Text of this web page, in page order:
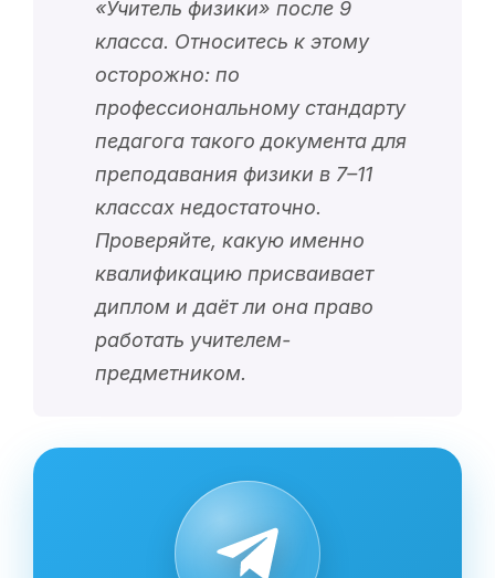
«Учитель физики» после 9
класса. Относитесь к этому
осторожно: по
профессиональному стандарту
педагога такого документа для
преподавания физики в 7–11
классах недостаточно.
Проверяйте, какую именно
квалификацию присваивает
диплом и даёт ли она право
работать учителем-
предметником.